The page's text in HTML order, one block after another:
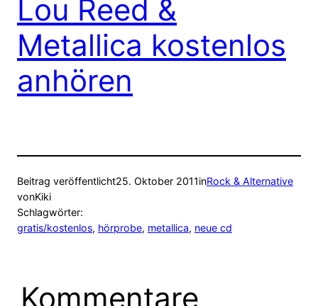
Lou Reed &
Metallica kostenlos
anhören
Beitrag veröffentlicht25. Oktober 2011inRock & Alternative
vonKiki
Schlagwörter:
gratis/kostenlos, hörprobe, metallica, neue cd
Kommentare